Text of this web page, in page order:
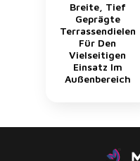
Breite, Tief
Geprägte
Terrassendielen
Für Den
Vielseitigen
Einsatz Im
Außenbereich